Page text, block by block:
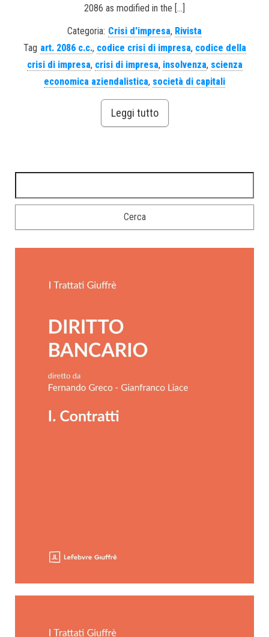
2086 as modified in the […]
Categoria: Crisi d'impresa, Rivista
Tag art. 2086 c.c., codice crisi di impresa, codice della
crisi di impresa, crisi di impresa, insolvenza, scienza
economica aziendalistica, società di capitali
Leggi tutto